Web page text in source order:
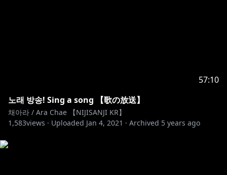
57:10
노래 방송! Sing a song 【歌の放送】
채아라 / Ara Chae 【NIJISANJI KR】
1,583views · Uploaded Jan 4, 2021 · Archived 5 years ago